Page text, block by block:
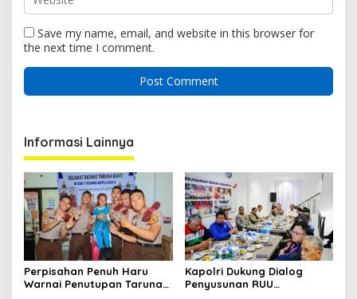
Save my name, email, and website in this browser for
the next time I comment.
Informasi Lainnya
Perpisahan Penuh Haru
Warnai Penutupan Taruna
Kapolri Dukung Dialog
Penyusunan RUU